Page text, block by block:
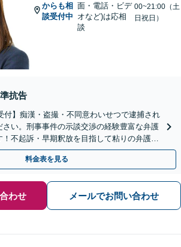
からも相
談受付中
面・電話・ビデ
オなど)は応相
談
00~21:00（土
日祝日）
抗告
付】痴漢・盗撮・不同意わいせつで逮捕され
さい。刑事事件の示談交渉の経験豊富な弁護
不起訴・早期釈放を目指して粘りの弁護活
料金表を見る
わせ メールでお問い合わせ